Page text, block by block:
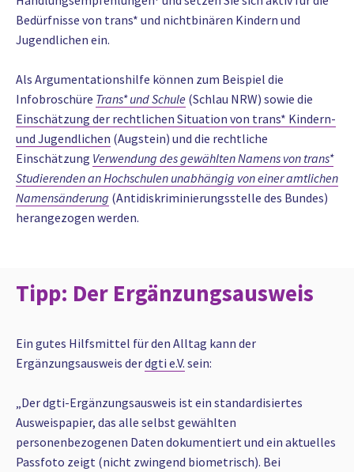
Bedürfnisse von trans* und nichtbinären Kindern und
Jugendlichen ein.
Als Argumentationshilfe können zum Beispiel die
Infobroschüre Trans* und Schule (Schlau NRW) sowie die
Einschätzung der rechtlichen Situation von trans* Kindern-
und Jugendlichen (Augstein) und die rechtliche
Einschätzung Verwendung des gewählten Namens von trans*
Studierenden an Hochschulen unabhängig von einer amtlichen
Namensänderung (Antidiskriminierungsstelle des Bundes)
herangezogen werden.
Tipp: Der Ergänzungsausweis
Ein gutes Hilfsmittel für den Alltag kann der
Ergänzungsausweis derdgti e.V. sein:
„Der dgti-Ergänzungsausweis ist ein standardisiertes
Ausweispapier, das alle selbst gewählten
personenbezogenen Daten dokumentiert und ein aktuelles
Passfoto zeigt (nicht zwingend biometrisch). Bei